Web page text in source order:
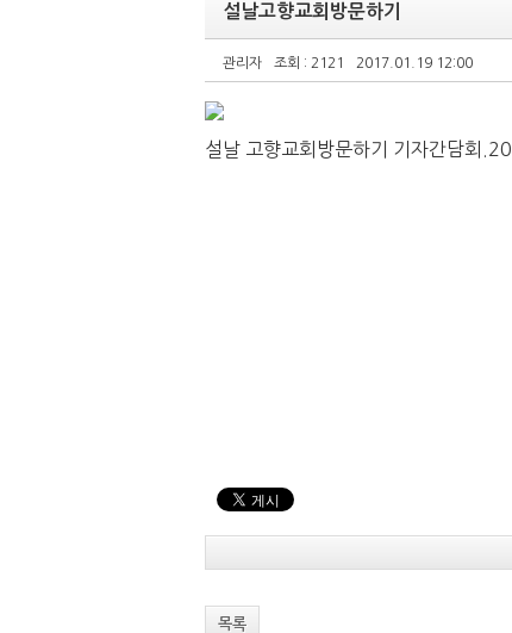
설날고향교회방문하기
관리자 조회 : 2121 2017.01.19 12:00
설날 고향교회방문하기 기자간담회
목록